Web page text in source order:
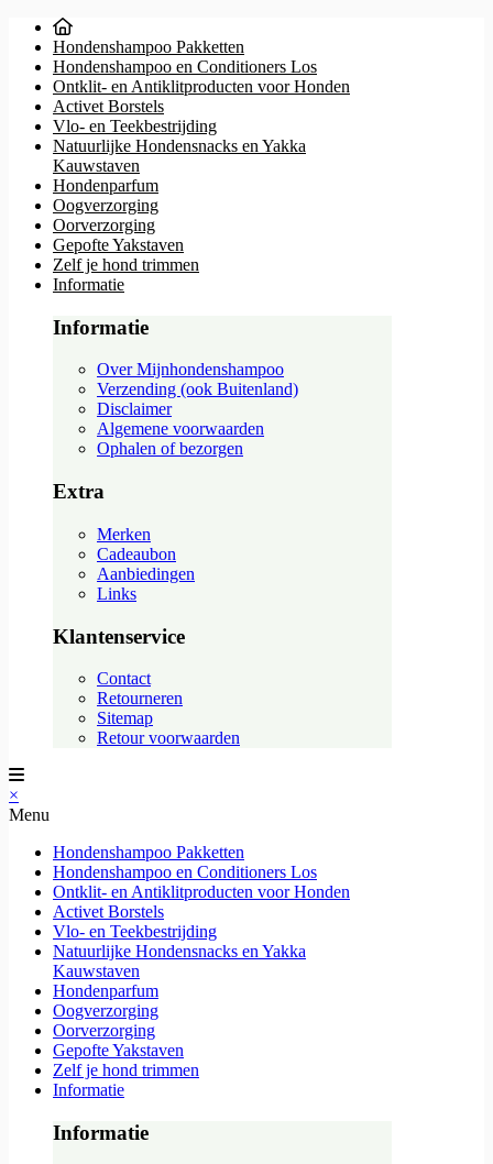
Hondenshampoo Pakketten
Hondenshampoo en Conditioners Los
Ontklit- en Antiklitproducten voor Honden
Activet Borstels
Vlo- en Teekbestrijding
Natuurlijke Hondensnacks en Yakka
Kauwstaven
Hondenparfum
Oogverzorging
Oorverzorging
Gepofte Yakstaven
Zelf je hond trimmen
Informatie
Informatie
Over Mijnhondenshampoo
Verzending (ook Buitenland)
Disclaimer
Algemene voorwaarden
Ophalen of bezorgen
Extra
Merken
Cadeaubon
Aanbiedingen
Links
Klantenservice
Contact
Retourneren
Sitemap
Retour voorwaarden
×
Menu
Hondenshampoo Pakketten
Hondenshampoo en Conditioners Los
Ontklit- en Antiklitproducten voor Honden
Activet Borstels
Vlo- en Teekbestrijding
Natuurlijke Hondensnacks en Yakka
Kauwstaven
Hondenparfum
Oogverzorging
Oorverzorging
Gepofte Yakstaven
Zelf je hond trimmen
Informatie
Informatie